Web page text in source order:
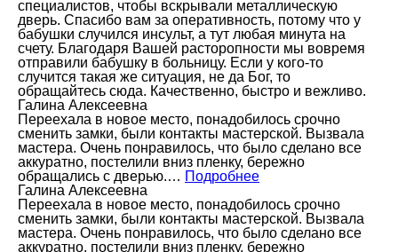
специалистов, чтобы вскрывали металлическую
дверь. Спасибо вам за оперативность, потому что у
бабушки случился инсульт, а тут любая минута на
счету. Благодаря Вашей расторопности мы вовремя
отправили бабушку в больницу. Если у кого-то
случится такая же ситуация, не да Бог, то
обращайтесь сюда. Качественно, быстро и вежливо.
Галина Алексеевна
Переехала в новое место, понадобилось срочно
сменить замки, были контакты мастерской. Вызвала
мастера. Очень понравилось, что было сделано все
аккуратно, постелили вниз пленку, бережно
обращались с дверью.… Подробнее
Галина Алексеевна
Переехала в новое место, понадобилось срочно
сменить замки, были контакты мастерской. Вызвала
мастера. Очень понравилось, что было сделано все
аккуратно, постелили вниз пленку, бережно